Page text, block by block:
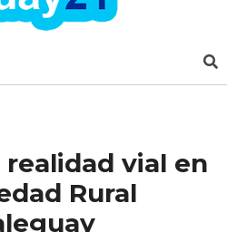
realidad vial en
Rural